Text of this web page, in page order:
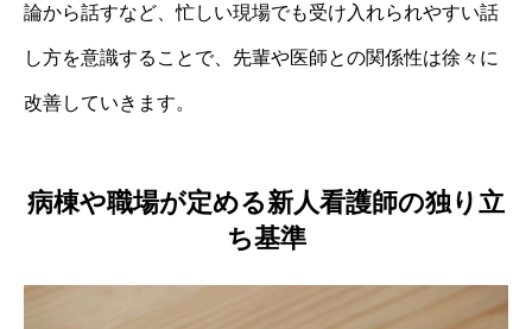
論から話すなど、忙しい現場でも受け入れられやすい話
し方を意識することで、先輩や医師との関係性は徐々に
改善していきます。
病棟や職場が定める新人看護師の独り立
ち基準